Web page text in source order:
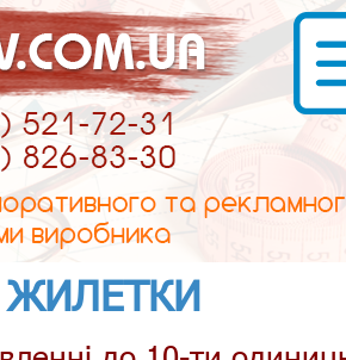
ЖИЛЕТКИ